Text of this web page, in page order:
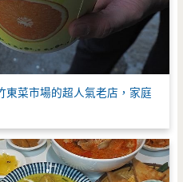
菜市場的超人氣老店，家庭